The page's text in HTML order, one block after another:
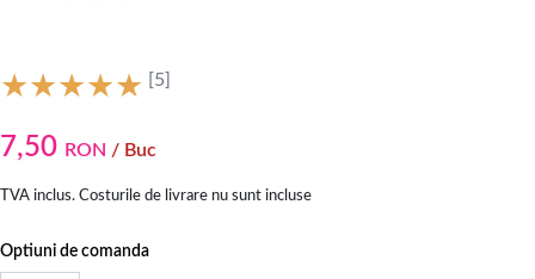
[5]
7,50 RON / Buc
TVA inclus. Costurile de livrare nu sunt incluse
Optiuni de comanda